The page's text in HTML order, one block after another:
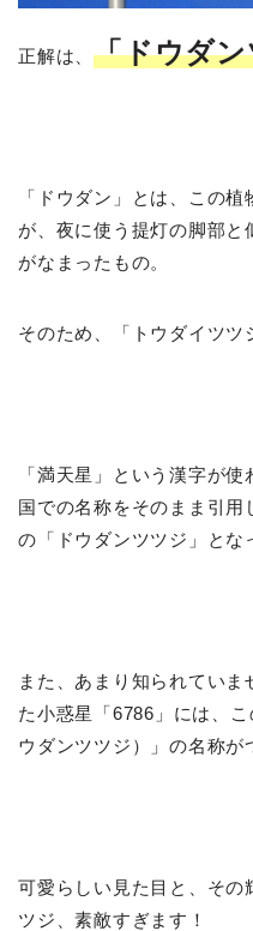
正解は、「ドウダ
「ドウダン」とは、この
が、夜に使う提灯の脚部と
がなまったもの。
そのため、「トウダイツツ
「満天星」という漢字が
国での名称をそのまま引用
の「ドウダンツツジ」とな
また、あまり知られてい
た小惑星「6786」には、
ウダンツツジ）」の名称が
可愛らしい見た目と、その
ツジ、素敵すぎます！